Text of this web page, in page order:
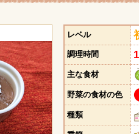
レベル
調理時間
主な食材
野菜の食材の色
種類